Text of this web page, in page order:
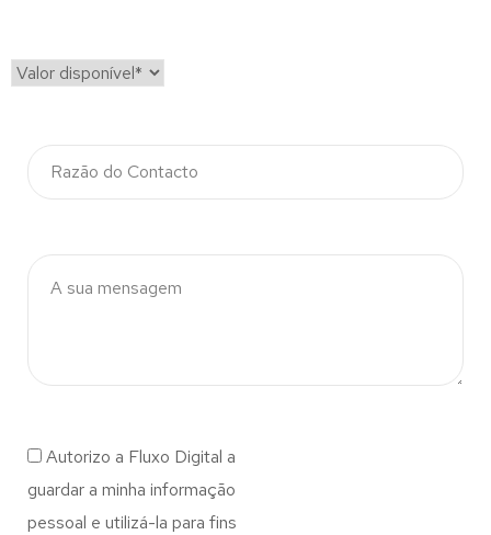
Autorizo a Fluxo Digital a
guardar a minha informação
pessoal e utilizá-la para fins